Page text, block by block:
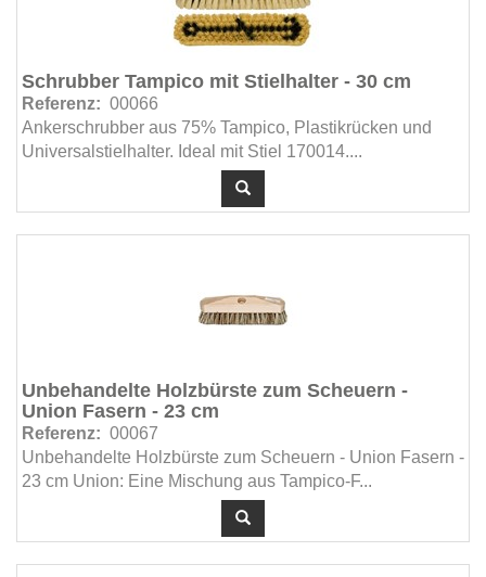
Schrubber Tampico mit Stielhalter - 30 cm
Referenz: 00066
Ankerschrubber aus 75% Tampico, Plastikrücken und
Universalstielhalter. Ideal mit Stiel 170014....
Unbehandelte Holzbürste zum Scheuern -
Union Fasern - 23 cm
Referenz: 00067
Unbehandelte Holzbürste zum Scheuern - Union Fasern -
23 cm Union: Eine Mischung aus Tampico-F...